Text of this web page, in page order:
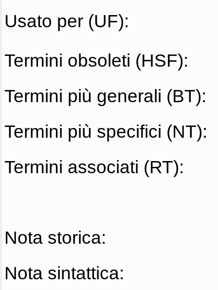
Usato per (UF):
Termini obsoleti (HSF):
Termini più generali (BT):
Termini più specifici (NT):
Termini associati (RT):
Nota storica:
Nota sintattica: